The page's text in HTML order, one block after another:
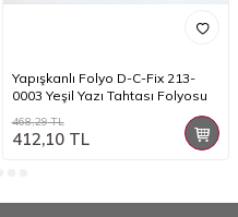
Yapışkanlı Folyo D-C-Fix 213-
0003 Yeşil Yazı Tahtası Folyosu
468,29TL
412,10TL